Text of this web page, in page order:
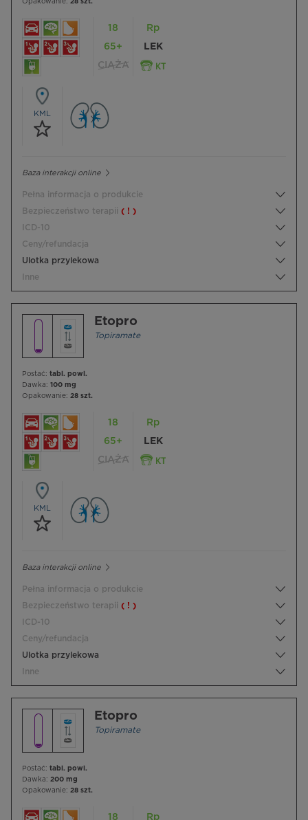
Opakowanie: 28 szt.
18
65+
CIĄŻA
Rp
LEK
KML
Baza interakcji online
Pełna informacja o produkcie
Bezpieczeństwo terapii ( ! )
ICD-10
Ceny/refundacja
Ulotka przylekowa
Inne
Etopro
Topiramate
Postać: tabl. powl.
Dawka: 100 mg
Opakowanie: 28 szt.
18
65+
CIĄŻA
Rp
LEK
KML
Baza interakcji online
Pełna informacja o produkcie
Bezpieczeństwo terapii ( ! )
ICD-10
Ceny/refundacja
Ulotka przylekowa
Inne
Etopro
Topiramate
Postać: tabl. powl.
Dawka: 200 mg
Opakowanie: 28 szt.
18
Rp